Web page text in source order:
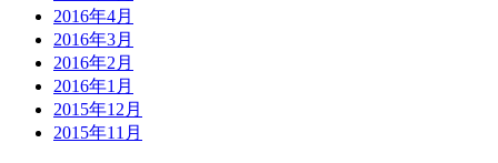
2016年4月
2016年3月
2016年2月
2016年1月
2015年12月
2015年11月